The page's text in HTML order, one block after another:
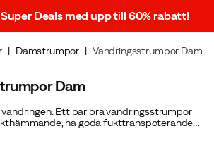
Deals med upp till 60% rabatt!
Damstrumpor Vandringsstrumpor Dam
Dam
Ett par bra vandringsstrumpor
ha goda fukttranspoterande
passform. Vi har ett brett utbud av